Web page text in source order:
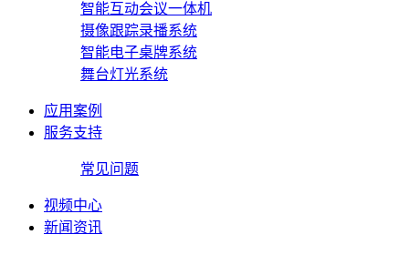
智能互动会议一体机
摄像跟踪录播系统
智能电子桌牌系统
舞台灯光系统
应用案例
服务支持
常见问题
视频中心
新闻资讯